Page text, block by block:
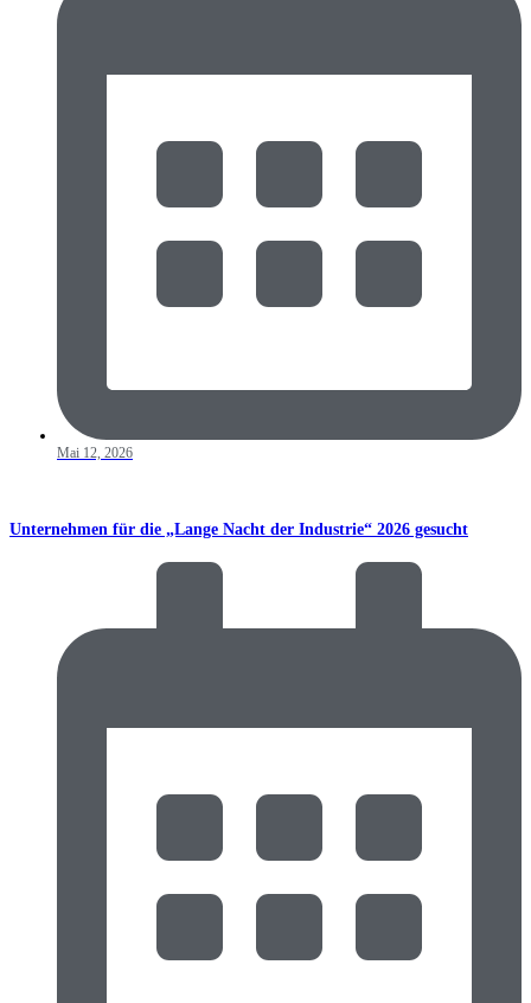
Mai 12, 2026
Unternehmen für die „Lange Nacht der Industrie“ 2026 gesucht